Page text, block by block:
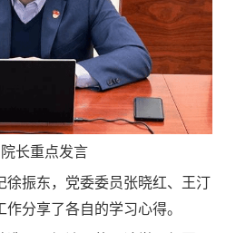
长重点发言
徐振东，党委委员张晓红、王汀
分享了各自的学习心得。